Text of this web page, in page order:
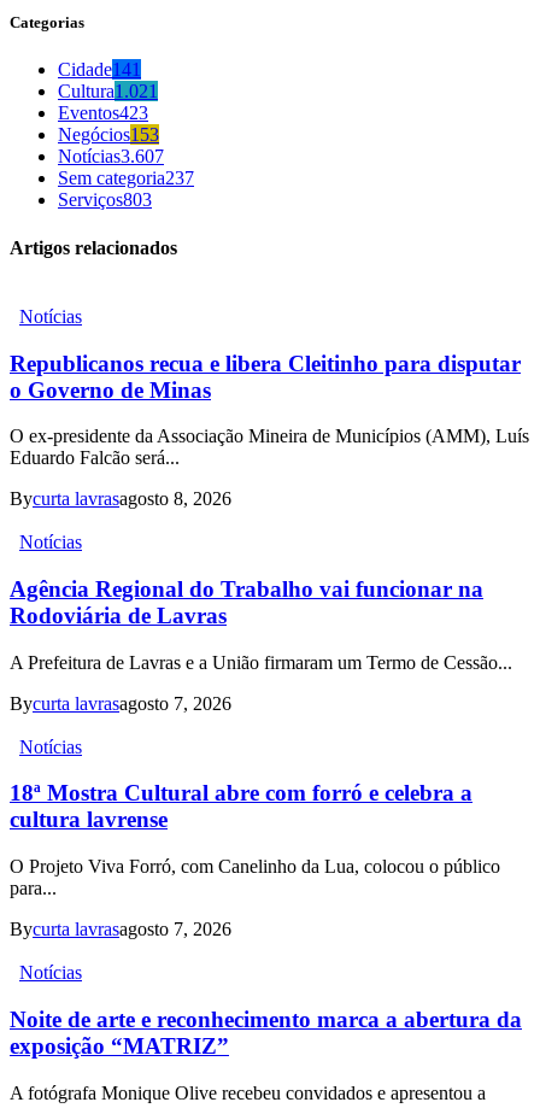
Categorias
Cidade141
Cultura1.021
Eventos423
Negócios153
Notícias3.607
Sem categoria237
Serviços803
Artigos relacionados
Notícias
Republicanos recua e libera Cleitinho para disputar
o Governo de Minas
O ex-presidente da Associação Mineira de Municípios (AMM), Luís
Eduardo Falcão será...
Bycurta lavrasagosto 8, 2026
Notícias
Agência Regional do Trabalho vai funcionar na
Rodoviária de Lavras
A Prefeitura de Lavras e a União firmaram um Termo de Cessão...
Bycurta lavrasagosto 7, 2026
Notícias
18ª Mostra Cultural abre com forró e celebra a
cultura lavrense
O Projeto Viva Forró, com Canelinho da Lua, colocou o público
para...
Bycurta lavrasagosto 7, 2026
Notícias
Noite de arte e reconhecimento marca a abertura da
exposição “MATRIZ”
A fotógrafa Monique Olive recebeu convidados e apresentou a